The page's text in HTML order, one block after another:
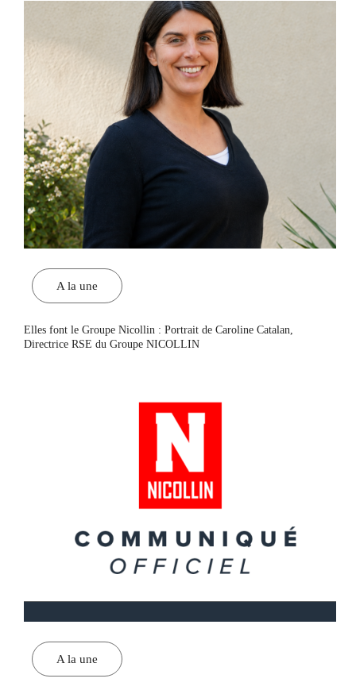
A la une
Elles font le Groupe Nicollin : Portrait de Caroline Catalan,
Directrice RSE du Groupe NICOLLIN
A la une